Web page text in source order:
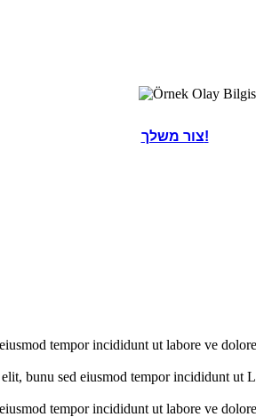
צור משלך!
tempor incididunt ut labore ve
bunu sed eiusmod tempor incididunt
tempor incididunt ut labore ve